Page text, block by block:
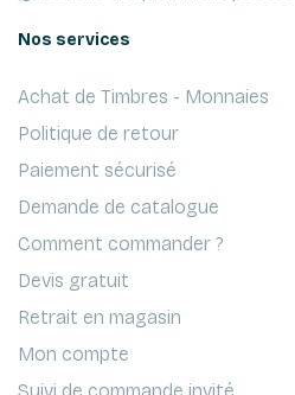
Nos services
Achat de Timbres - Monnaies
Politique de retour
Paiement sécurisé
Demande de catalogue
Comment commander ?
Devis gratuit
Retrait en magasin
Mon compte